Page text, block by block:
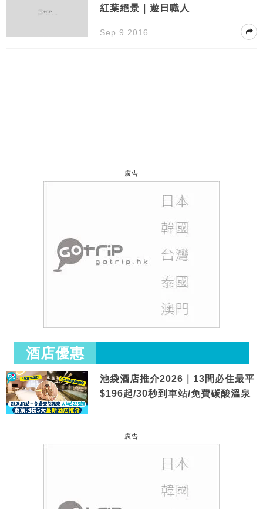
紅葉絕景｜遊日職人
Sep 9 2016
廣告
酒店優惠
池袋酒店推介2026｜13間必住最平
$196起/30秒到車站/免費碳酸溫泉
廣告